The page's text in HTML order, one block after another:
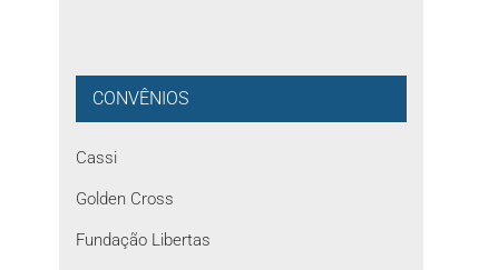
CONVÊNIOS
Cassi
Golden Cross
Fundação Libertas